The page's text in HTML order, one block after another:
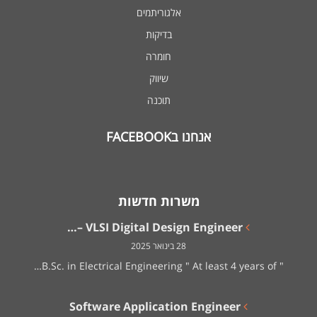
אלגוריתמים
בדיקות
חומרה
שיווק
תוכנה
אנחנו בFACEBOOK
משרות חדשות
VLSI Digital Design Engineer –…
28 בינואר 2025
" B.Sc. in Electrical Engineering " At least 4 years of…
Software Application Engineer